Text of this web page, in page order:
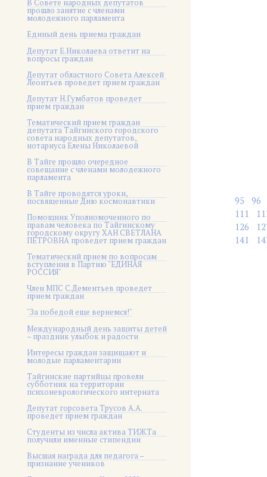
В Совете народных депутатов
прошло занятие с членами
молодежного парламента
Единый день приема граждан
Депутат Е.Николаева ответит на
вопросы граждан
Депутат областного Совета Алексей
Леонтьев проведет прием граждан
Депутат Н.Гумбатов проведет
прием граждан
Тематический прием граждан
депутата Тайгинского городского
совета народных депутатов,
нотариуса Елены Николаевой
В Тайге прошло очередное
совещание с членами молодежного
парламента
В Тайге проводятся уроки,
посвященные Дню космонавтики
Помощник Уполномоченного по
правам человека по Тайгинскому
городскому округу ХАН СВЕТЛАНА
ПЕТРОВНА проведет прием граждан
Тематический прием по вопросам
вступления в Партию "ЕДИНАЯ
РОССИЯ"
Член МПС С.Дементьев проведет
прием граждан
"За победой еще вернемся!"
Международный день защиты детей
– праздник улыбок и радости
Интересы граждан защищают и
молодые парламентарии
Тайгинские партийцы провели
субботник на территории
психоневрологического интерната
Депутат горсовета Трусов А.А.
проведет прием граждан
Студенты из числа актива ТИЖТа
получили именные стипендии
Высшая награда для педагога –
признание учеников
95
96
111
126
141